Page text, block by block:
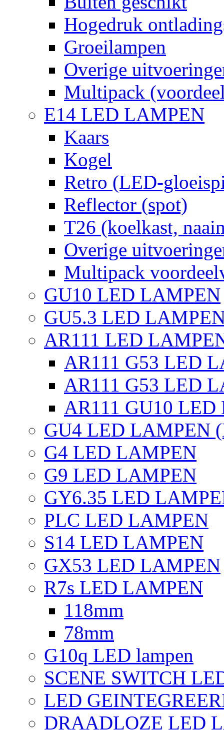
Hogedruk
Groeilampen
Overige
Multipack
E14 LED LAMPEN
Kaars
Kogel
Retro (LED-
Reflector (spot)
T26 (koelkast,
Overige
Multipack
GU10 LED LAMPEN
GU5.3 LED
AR111 LED
AR111 G53 LED
AR111 G53 LED
AR111 GU10
GU4 LED LAMPEN
G4 LED LAMPEN
G9 LED LAMPEN
GY6.35 LED
PLC LED LAMPEN
S14 LED LAMPEN
GX53 LED LAMPEN
R7s LED LAMPEN
118mm
78mm
G10q LED lampen
SCENE SWITCH
LED
DRAADLOZE LED